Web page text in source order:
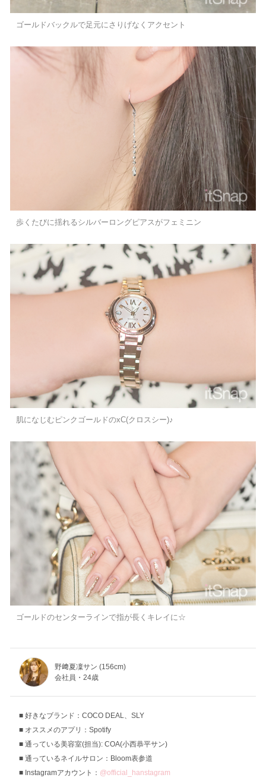
ゴールドバックルで足元にさりげなくアクセント
歩くたびに揺れるシルバーロングピアスがフェミニン
肌になじむピンクゴールドのxC(クロスシー)♪
ゴールドのセンターラインで指が長くキレイに☆
野﨑夏凜サン (156cm)
会社員・24歳
好きなブランド：COCO DEAL、SLY
オススメのアプリ：Spotify
通っている美容室(担当): COA(小西恭平サン)
通っているネイルサロン：Bloom表参道
Instagramアカウント： @official_hanstagram